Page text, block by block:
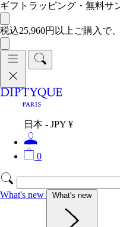
ギフトラッピング・無料サ
税込25,960円以上ご購入で
日本 - JPY ¥
0
What's new What's new